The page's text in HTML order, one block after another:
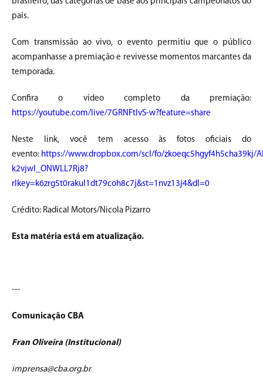
país.
Com transmissão ao vivo, o evento permitiu que o público
acompanhasse a premiação e revivesse momentos marcantes da
temporada.
Confira o vídeo completo da premiação:
https://youtube.com/live/7GRNFtIvS-w?feature=share
Neste link, você tem acesso às fotos oficiais do
evento: https://www.dropbox.com/scl/fo/zkoeqc5hgyf4h5cha39kj/
k2vjwI_ONWLL7Rj8?
rlkey=k6zrg5t0rakul1dt79coh8c7j&st=1nvz13j4&dl=0
Crédito: Radical Motors/Nicola Pizarro
Esta matéria está em atualização.
---
Comunicação CBA
Fran Oliveira (Institucional)
imprensa@cba.org.br